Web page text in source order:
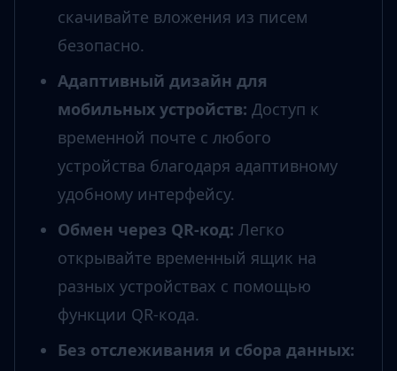
скачивайте вложения из писем
безопасно.
Адаптивный дизайн для
мобильных устройств: Доступ к
временной почте с любого
устройства благодаря адаптивному
удобному интерфейсу.
Обмен через QR-код: Легко
открывайте временный ящик на
разных устройствах с помощью
функции QR-кода.
Без отслеживания и сбора данных: